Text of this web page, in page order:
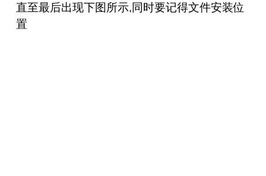
直至最后出现下图所示,同时要记得文件安装位
置